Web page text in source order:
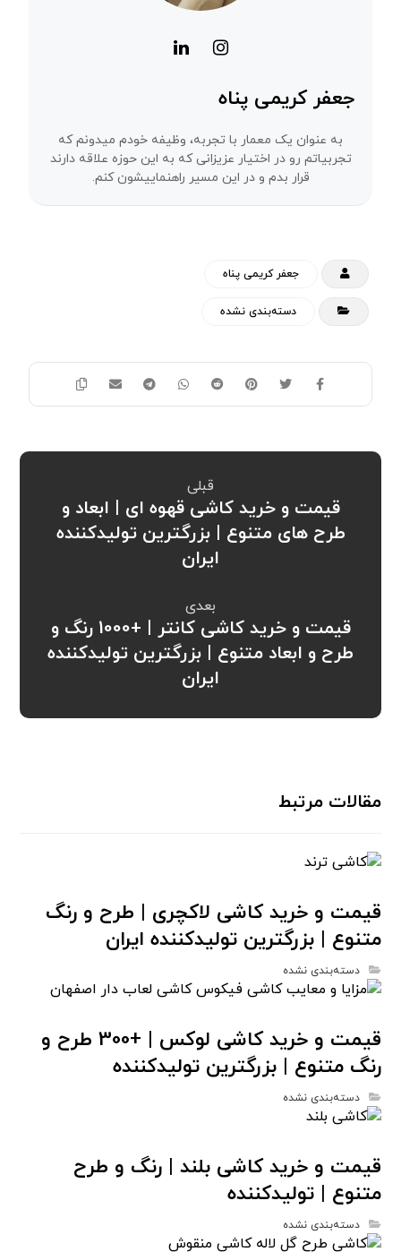
جعفر کریمی پناه
به عنوان یک معمار با تجربه، وظیفه خودم میدونم که
تجربیاتم رو در اختیار عزیزانی که به این حوزه علاقه دارند
قرار بدم و در این مسیر راهنماییشون کنم.
جعفر کریمی پناه
دسته‌بندی نشده
قبلی
قیمت و خرید کاشی قهوه ای | ابعاد و
طرح های متنوع | بزرگترین تولیدکننده
ایران
بعدی
قیمت و خرید کاشی کانتر | +1000 رنگ و
طرح و ابعاد متنوع | بزرگترین تولیدکننده
ایران
مقالات مرتبط
قیمت و خرید کاشی لاکچری | طرح و رنگ
متنوع | بزرگترین تولیدکننده ایران
دسته‌بندی نشده
قیمت و خرید کاشی لوکس | +300 طرح و
رنگ متنوع | بزرگترین تولیدکننده
دسته‌بندی نشده
قیمت و خرید کاشی بلند | رنگ و طرح
متنوع | تولیدکننده
دسته‌بندی نشده